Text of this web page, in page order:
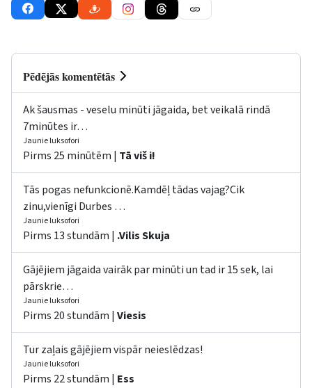
Pēdējās komentētās
Ak šausmas - veselu minūti jāgaida, bet veikalā rindā
7minūtes ir…
Jaunie luksofori
Pirms 25 minūtēm | Tā viš i!
Tās pogas nefunkcionē.Kamdēļ tādas vajag?Cik
zinu,vienīgi Durbes …
Jaunie luksofori
Pirms 13 stundām | .Vilis Skuja
Gājējiem jāgaida vairāk par minūti un tad ir 15 sek, lai
pārskrie…
Jaunie luksofori
Pirms 20 stundām | Viesis
Tur zaļais gājējiem vispār neieslēdzas!
Jaunie luksofori
Pirms 22 stundām | Ess